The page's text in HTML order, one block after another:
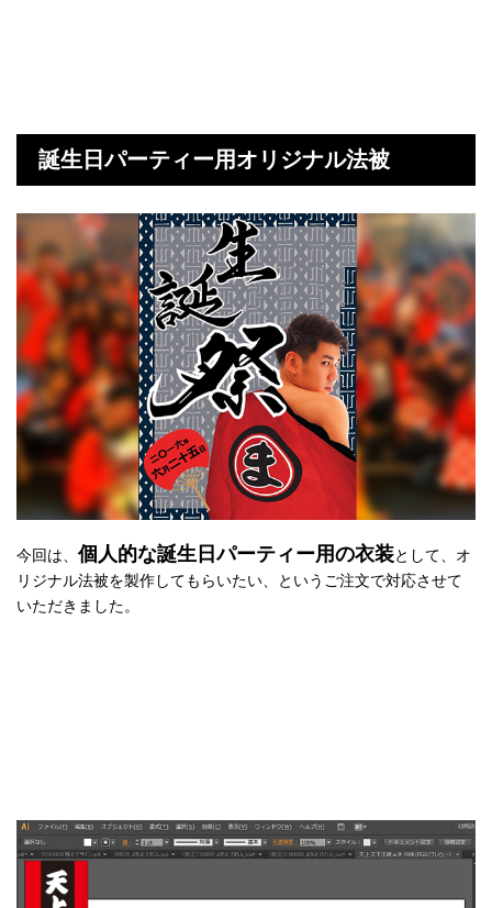
誕生日パーティー用オリジナル法被
今回は、 個人的な誕生日パーティー用の衣装として、オ
リジナル法被を製作してもらいたい、というご注文で対応させて
いただきました。